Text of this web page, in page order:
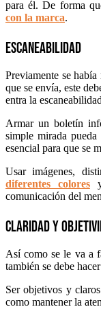
para él. De forma
con la marca.
Escaneabilidad
Previamente se
que se envía, este
entra la
Armar un boletín
simple mirada
esencial para que se
Usar imágenes,
diferentes coloresy
comunicación del
Claridad y
Así como se le va a
también se debe
Ser objetivos y
como mantener la